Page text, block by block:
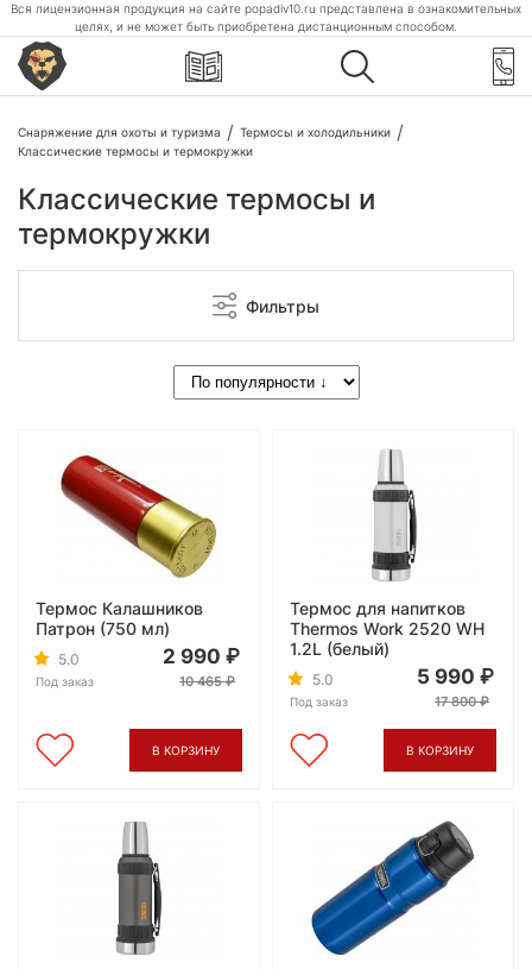
Вся лицензионная продукция на сайте popadiv10.ru представлена в ознакомительных
целях, и не может быть приобретена дистанционным способом.
Снаряжение для охоты и туризма
Термосы и холодильники
Классические термосы и термокружки
Классические термосы и
термокружки
Фильтры
Термос Калашников
Патрон (750 мл)
5.0
Под заказ
2 990
10 465
В КОРЗИНУ
Термос для напитков
Thermos Work 2520 WH
1.2L (белый)
5.0
Под заказ
5 990
17 800
В КОРЗИНУ